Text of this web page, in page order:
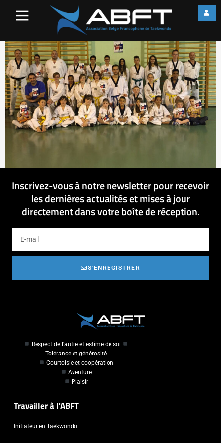
Inscrivez-vous à notre newsletter pour recevoir
les dernières actualités et mises à jour
directement dans votre boîte de réception.
S'ENREGISTRER
Respect de l'autre et estime de soi
Tolérance et générosité
Courtoisie et coopération
Aventure
Plaisir
Travailler à l'ABFT
Initiateur en Taekwondo